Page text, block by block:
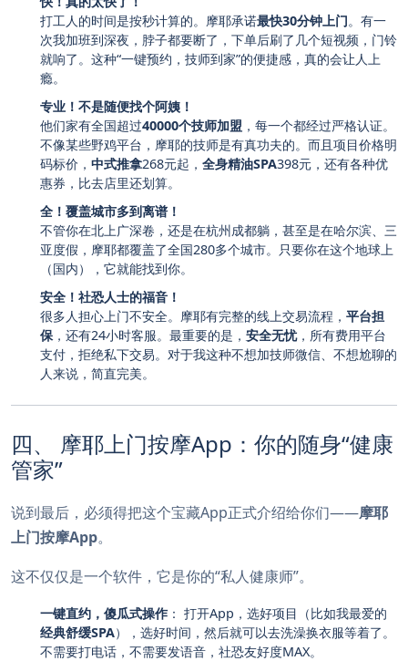
打工人的时间是按秒计算的。摩耶承诺最快30分钟上门。有一
次我加班到深夜，脖子都要断了，下单后刷了几个短视频，门铃
就响了。这种“一键预约，技师到家”的便捷感，真的会让人上
瘾。
专业！不是随便找个阿姨！
他们家有全国超过40000个技师加盟 ，每一个都经过严格认证。
不像某些野鸡平台，摩耶的技师是有真功夫的。而且项目价格明
码标价， 中式推拿268元起， 全身精油SPA398元，还有各种优
惠券，比去店里还划算。
全！覆盖城市多到离谱！
不管你在北上广深卷，还是在杭州成都躺，甚至是在哈尔滨、三
亚度假，摩耶都覆盖了全国280多个城市。只要你在这个地球上
（国内），它就能找到你。
安全！社恐人士的福音！
很多人担心上门不安全。摩耶有完整的线上交易流程， 平台担
保 ，还有24小时客服。最重要的是， 安全无忧，所有费用平台
支付，拒绝私下交易。对于我这种不想加技师微信、不想尬聊的
人来说，简直完美。
四、 摩耶上门按摩App：你的随身“健康
管家”
说到最后，必须得把这个宝藏App正式介绍给你们——摩耶
上门按摩App。
这不仅仅是一个软件，它是你的“私人健康师”。
一键直约，傻瓜式操作： 打开App，选好项目（比如我最爱的
经典舒缓SPA），选好时间，然后就可以去洗澡换衣服等着了。
不需要打电话，不需要发语音，社恐友好度MAX。